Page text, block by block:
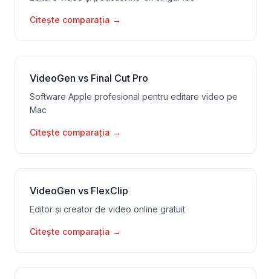
Citește comparația →
VideoGen vs Final Cut Pro
Software Apple profesional pentru editare video pe
Mac
Citește comparația →
VideoGen vs FlexClip
Editor și creator de video online gratuit
Citește comparația →